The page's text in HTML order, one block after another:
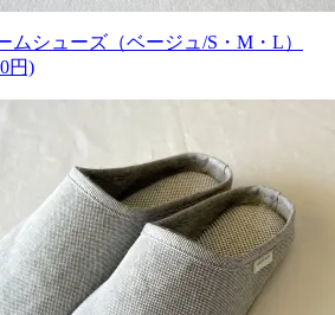
ムシューズ（ベージュ/S・M・L）
円)